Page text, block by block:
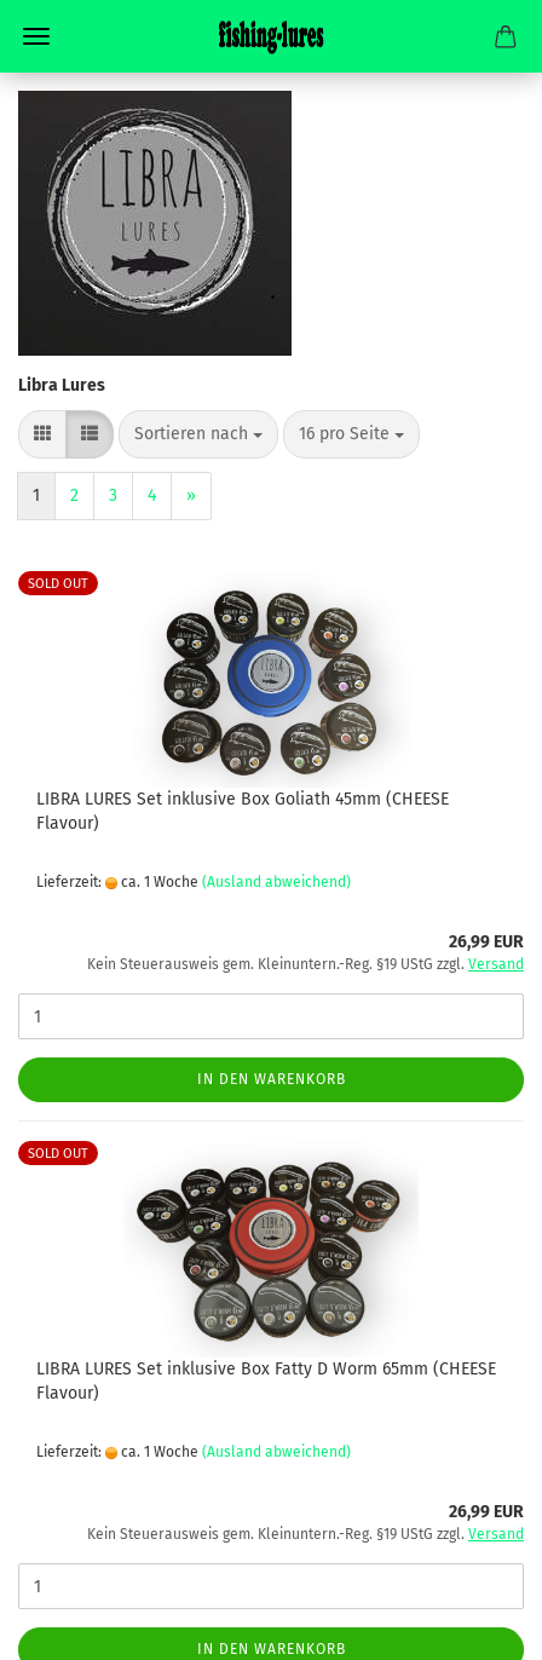
Libra Lures
Sortieren nach
Sortieren nach 16 pro Seite
pro Seite
1 2 3 4 »
SOLD OUT
LIBRA LURES Set inklusive Box Goliath 45mm (CHEESE
Flavour)
Lieferzeit: ca. 1 Woche (Ausland abweichend)
26,99 EUR
Kein Steuerausweis gem. Kleinuntern.-Reg. §19 UStG zzgl. Versand
IN DEN WARENKORB
SOLD OUT
LIBRA LURES Set inklusive Box Fatty D Worm 65mm (CHEESE
Flavour)
Lieferzeit: ca. 1 Woche (Ausland abweichend)
26,99 EUR
Kein Steuerausweis gem. Kleinuntern.-Reg. §19 UStG zzgl. Versand
IN DEN WARENKORB